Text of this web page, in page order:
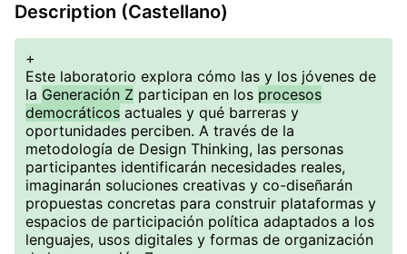
Description (Castellano)
+
Este laboratorio explora cómo las y los jóvenes de
la Generación Z participan en los procesos
democráticos actuales y qué barreras y
oportunidades perciben. A través de la
metodología de Design Thinking, las personas
participantes identificarán necesidades reales,
imaginarán soluciones creativas y co-diseñarán
propuestas concretas para construir plataformas y
espacios de participación política adaptados a los
lenguajes, usos digitales y formas de organización